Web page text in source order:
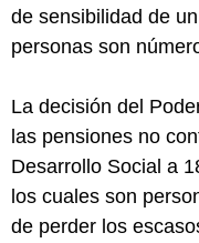
de sensibilidad de
personas son
La decisión del
las pensiones no
Desarrollo Social a
los cuales son
de perder los